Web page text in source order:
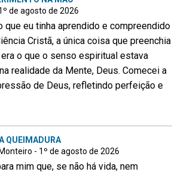
de agosto de 2026
que eu tinha aprendido e compreendido
Cristã, a única coisa que preenchia
o que o senso espiritual estava
realidade da Mente, Deus. Comecei a
de Deus, refletindo perfeição e
QUEIMADURA
- 1º de agosto de 2026
mim que, se não há vida, nem